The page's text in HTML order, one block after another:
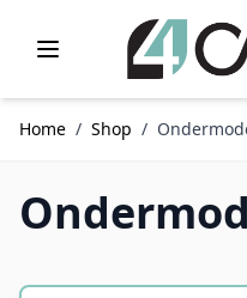
Ga naar de inhoud
Home / Shop /